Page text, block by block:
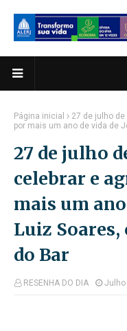
Página inicial
27 de julho
por mais um ano de vida de
27 de julho
celebrar e
mais um
Luiz
do Bar
RESENHA DO DIA Julho